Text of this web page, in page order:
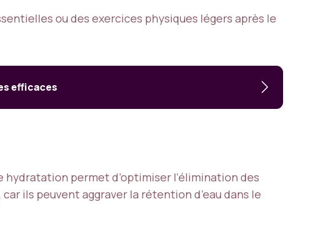
ou des exercices physiques légers après le
efficaces
permet d’optimiser l’élimination des
ils peuvent aggraver la rétention d’eau dans le